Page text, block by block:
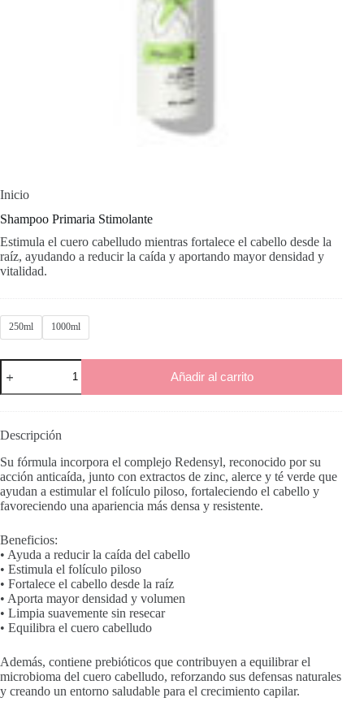
Inicio
Shampoo Primaria Stimolante
Estimula el cuero cabelludo mientras fortalece el cabello desde la
raíz, ayudando a reducir la caída y aportando mayor densidad y
vitalidad.
250ml 1000ml
Shampoo
Primaria
Stimolante
Añadir al carrito
Descripción
Su fórmula incorpora el complejo Redensyl, reconocido por su
acción anticaída, junto con extractos de zinc, alerce y té verde que
ayudan a estimular el folículo piloso, fortaleciendo el cabello y
favoreciendo una apariencia más densa y resistente.
Beneficios:
• Ayuda a reducir la caída del cabello
• Estimula el folículo piloso
• Fortalece el cabello desde la raíz
• Aporta mayor densidad y volumen
• Limpia suavemente sin resecar
• Equilibra el cuero cabelludo
Además, contiene prebióticos que contribuyen a equilibrar el
microbioma del cuero cabelludo, reforzando sus defensas naturales
y creando un entorno saludable para el crecimiento capilar.